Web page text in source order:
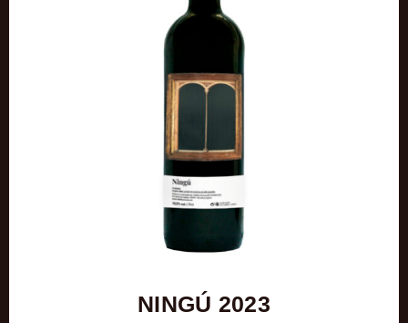
NINGÚ 2023